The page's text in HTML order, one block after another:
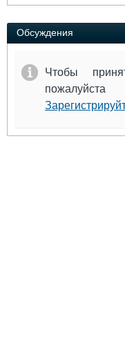
Обсуждения
Чтобы